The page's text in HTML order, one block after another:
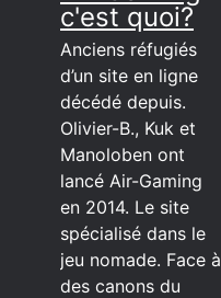
c'est quoi?
Anciens réfugiés
d’un site en ligne
décédé depuis.
Olivier-B., Kuk et
Manoloben ont
lancé Air-Gaming
en 2014. Le site
spécialisé dans le
jeu nomade. Face à
des canons du